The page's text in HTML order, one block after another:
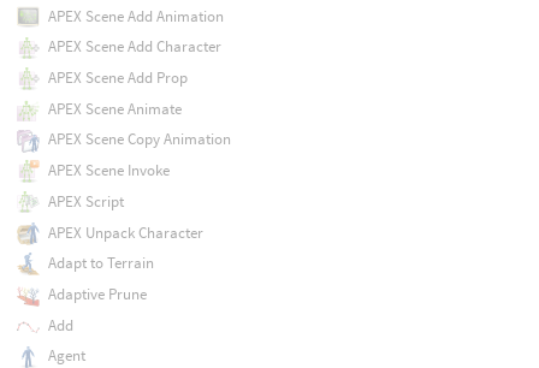
APEX Scene Add Animation
APEX Scene Add Character
APEX Scene Add Prop
APEX Scene Animate
APEX Scene Copy Animation
APEX Scene Invoke
APEX Script
APEX Unpack Character
Adapt to Terrain
Adaptive Prune
Add
Agent